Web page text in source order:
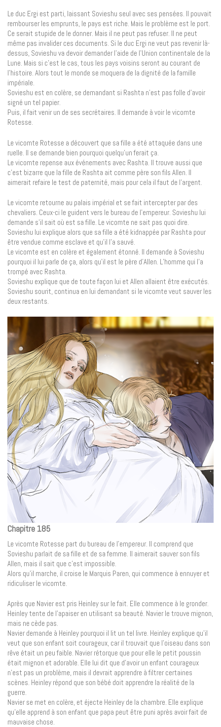
Le duc Ergi est parti, laissant Sovieshu seul avec ses pensées. Il pouvait
rembourser les emprunts, le pays est riche. Mais le problème est le port.
Ce serait stupide de le donner. Mais il ne peut pas refuser. Il ne peut
même pas invalider ces documents. Si le duc Ergi ne veut pas revenir là-
dessus, Sovieshu va devoir demander l’aide de l’Union continentale de la
Lune. Mais si c’est le cas, tous les pays voisins seront au courant de
l’histoire. Alors tout le monde se moquera de la dignité de la famille
impériale.
Sovieshu est en colère, se demandant si Rashta n’est pas folle d’avoir
signé un tel papier.
Puis, il fait venir un de ses secrétaires. Il demande à voir le vicomte
Rotesse.
Le vicomte Rotesse a découvert que sa fille a été attaquée dans une
ruelle. Il se demande bien pourquoi quelqu’un ferait ça.
Le vicomte repense aux événements avec Rashta. Il trouve aussi que
c’est bizarre que la fille de Rashta ait comme père son fils Allen. Il
aimerait refaire le test de paternité, mais pour cela il faut de l’argent.
Le vicomte retourne au palais impérial et se fait intercepter par des
chevaliers. Ceux-ci le guident vers le bureau de l’empereur. Sovieshu lui
demande s’il sait où est sa fille. Le vicomte ne sait pas quoi dire.
Sovieshu lui explique alors que sa fille a été kidnappée par Rashta pour
être vendue comme esclave et qu’il l’a sauvé.
Le vicomte est en colère et également étonné. Il demande à Sovieshu
pourquoi il lui parle de ça, alors qu’il est le père d’Allen. L’homme qui l’a
trompé avec Rashta.
Sovieshu explique que de toute façon lui et Allen allaient être exécutés.
Sovieshu sourit, continua en lui demandant si le vicomte veut sauver les
deux restants.
Chapitre 185
Le vicomte Rotesse part du bureau de l’empereur. Il comprend que
Sovieshu parlait de sa fille et de sa femme. Il aimerait sauver son fils
Allen, mais il sait que c’est impossible.
Alors qu’il marche, il croise le Marquis Paren, qui commence à ennuyer et
ridiculiser le vicomte.
Après que Navier est pris Heinley sur le fait. Elle commence à le gronder.
Heinley tente de l’apaiser en utilisant sa beauté. Navier le trouve mignon,
mais ne cède pas.
Navier demande à Heinley pourquoi il lit un tel livre. Heinley explique qu’il
veut que son enfant soit courageux, car il trouvait que l’oiseau dans son
rêve était un peu faible. Navier rétorque que pour elle le petit poussin
était mignon et adorable. Elle lui dit que d’avoir un enfant courageux
n’est pas un problème, mais il devrait apprendre à filtrer certaines
scènes. Heinley répond que son bébé doit apprendre la réalité de la
guerre.
Navier se met en colère, et éjecte Heinley de la chambre. Elle explique
qu’elle apprend à son enfant que papa peut être puni après avoir fait de
mauvaise chose.